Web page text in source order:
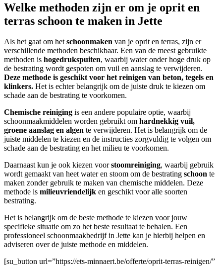
Welke methoden zijn er om je oprit en
terras schoon te maken in Jette
Als het gaat om hetschoonmaken van je oprit en terras, zijn er
verschillende methoden beschikbaar. Een van de meest gebruikte
methoden is hogedrukspuiten, waarbij water onder hoge druk op
de bestrating wordt gespoten om vuil en aanslag te verwijderen.
Deze methode is geschikt voor het reinigen van beton, tegels en
klinkers. Het is echter belangrijk om de juiste druk te kiezen om
schade aan de bestrating te voorkomen.
Chemische reiniging is een andere populaire optie, waarbij
schoonmaakmiddelen worden gebruikt om hardnekkig vuil,
groene aanslag en algen te verwijderen. Het is belangrijk om de
juiste middelen te kiezen en de instructies zorgvuldig te volgen om
schade aan de bestrating en het milieu te voorkomen.
Daarnaast kun je ook kiezen voorstoomreiniging, waarbij gebruik
wordt gemaakt van heet water en stoom om de bestrating schoon te
maken zonder gebruik te maken van chemische middelen. Deze
methode is milieuvriendelijk en geschikt voor alle soorten
bestrating.
Het is belangrijk om de beste methode te kiezen voor jouw
specifieke situatie om zo het beste resultaat te behalen. Een
professioneel schoonmaakbedrijf in Jette kan je hierbij helpen en
adviseren over de juiste methode en middelen.
[su_button url=”https://ets-minnaert.be/offerte/oprit-terras-reinigen/”